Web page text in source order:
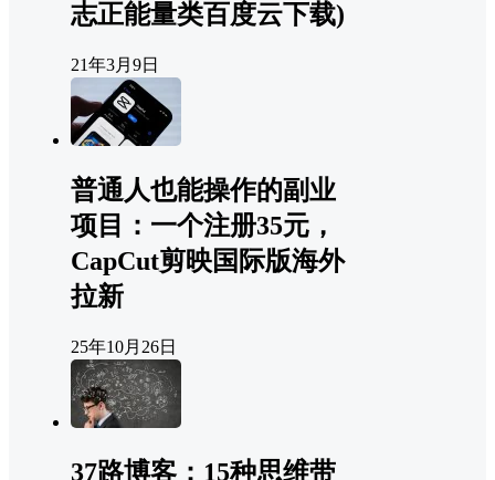
志正能量类百度云下载)
21年3月9日
普通人也能操作的副业
项目：一个注册35元，
CapCut剪映国际版海外
拉新
25年10月26日
37路博客：15种思维带